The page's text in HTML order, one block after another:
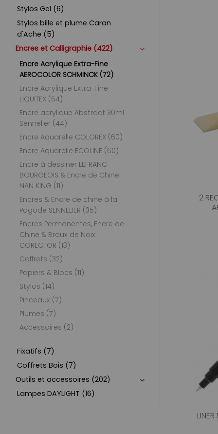
Stylos Gel (6)
Stylos bille et plume Caran
d'Ache (5)
Encres et Calligraphie (422)
Encre Acrylique Extra-Fine
AEROCOLOR SCHMINCK (72)
Encre Acrylique Extra-Fine
LIQUITEX (54)
Encre acrylique Abstract 30ml
Sennelier (44)
Encre Aquarelle COLOREX (60)
Encre Aquarelle ECOLINE (60)
Encre à dessiner LEFRANC
BOURGEOIS & Encre de Chine
NAN KING (11)
Encres & Encre de chine à la
Pagode SENNELIER (35)
Encres Permanentes, Encre de
Chine & Broux de Noix
CORECTOR (13)
Coffrets (32)
Papiers & Blocs (11)
Stylos (14)
Pinceaux (7)
Plumes (7)
Accessoires (2)
Fixatifs (7)
Coffrets Bois (7)
Outils et accessoires (202)
Lampes DAYLIGHT (16)
2